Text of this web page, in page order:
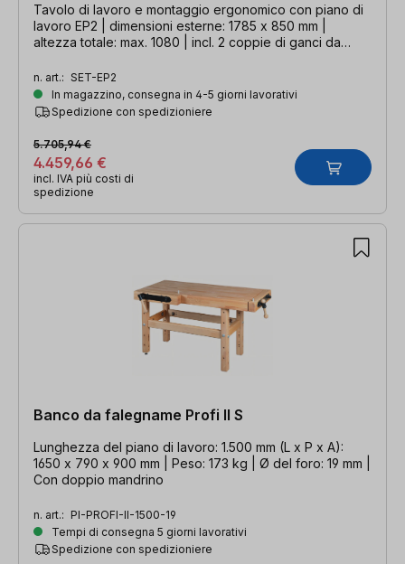
Tavolo di lavoro e montaggio ergonomico con piano di
lavoro EP2 | dimensioni esterne: 1785 x 850 mm |
altezza totale: max. 1080 | incl. 2 coppie di ganci da
n. art.: SET-EP2
In magazzino, consegna in 4-5 giorni lavorativi
Spedizione con spedizioniere
4.459,66 €
5.705,94 €
incl. IVA più costi di
spedizione
Banco da falegname Profi II S
Lunghezza del piano di lavoro: 1.500 mm (L x P x A):
1650 x 790 x 900 mm | Peso: 173 kg | Ø del foro: 19 mm |
Con doppio mandrino
n. art.: PI-PROFI-II-1500-19
Tempi di consegna 5 giorni lavorativi
Spedizione con spedizioniere